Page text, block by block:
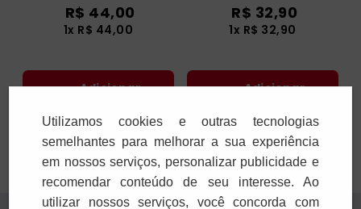
R$ 44,00
1x R$ 44,00
Adicionar
R$ 32,90
1x R$ 32,90
Adicionar
Utilizamos cookies e outras tecnologias
semelhantes para melhorar a sua experiência
em nossos serviços, personalizar publicidade e
recomendar conteúdo de seu interesse. Ao
utilizar nossos serviços, você concorda com